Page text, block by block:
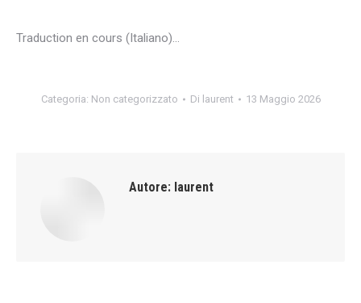
Traduction en cours (Italiano)…
Categoria: Non categorizzato Di laurent 13 Maggio 2026
Autore: laurent